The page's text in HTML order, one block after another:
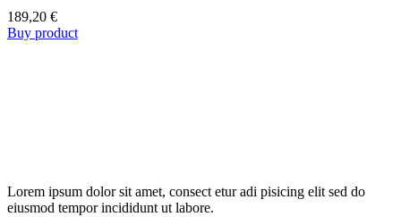
189,20 €
Buy product
Lorem ipsum dolor sit amet, consect etur adi pisicing elit sed do
eiusmod tempor incididunt ut labore.